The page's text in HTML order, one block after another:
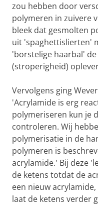
zou hebben door
polymeren in zuivere
bleek dat gesmolten
uit 'spaghettislierten'
'borstelige haarbal'
(stroperigheid)
Vervolgens ging
'Acrylamide is erg
polymeriseren kun je
controleren. Wij
polymerisatie in de
polymeren is
acrylamide.' Bij deze
de ketens totdat de
een nieuw
laat de ketens verder